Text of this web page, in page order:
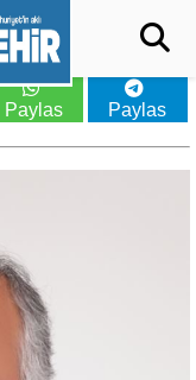
Paylas Paylas